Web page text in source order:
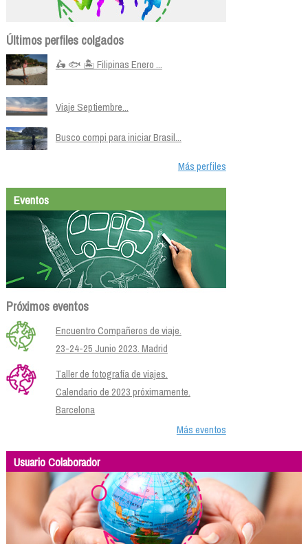
Últimos perfiles colgados
🛵 🐟 🏝️ Filipinas Enero ...
Viaje Septiembre...
Busco compi para iniciar Brasil...
Más perfiles
Eventos
Próximos eventos
Encuentro Compañeros de viaje.
23-24-25 Junio 2023. Madrid
Taller de fotografía de viajes.
Calendario de 2023 próximamente.
Barcelona
Más eventos
Usuario Colaborador